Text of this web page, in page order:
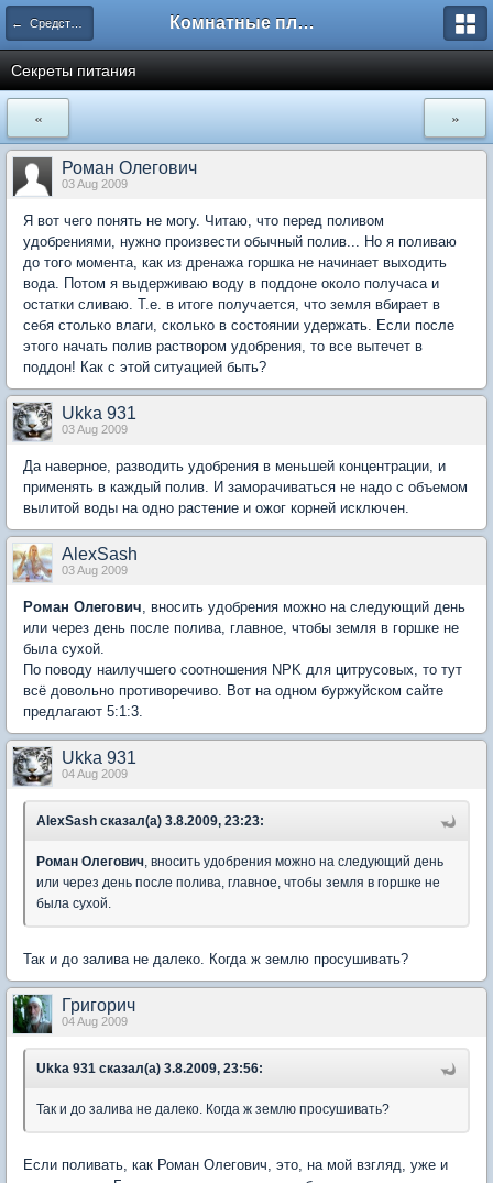
← Средства и оборудование для домашнего сада Комнатные плодовые экзоты
Секреты питания
« »
Роман Олегович
03 Aug 2009
Я вот чего понять не могу. Читаю, что перед поливом
удобрениями, нужно произвести обычный полив... Но я поливаю
до того момента, как из дренажа горшка не начинает выходить
вода. Потом я выдерживаю воду в поддоне около получаса и
остатки сливаю. Т.е. в итоге получается, что земля вбирает в
себя столько влаги, сколько в состоянии удержать. Если после
этого начать полив раствором удобрения, то все вытечет в
поддон! Как с этой ситуацией быть?
Ukka 931
03 Aug 2009
Да наверное, разводить удобрения в меньшей концентрации, и
применять в каждый полив. И заморачиваться не надо с объемом
вылитой воды на одно растение и ожог корней исключен.
AlexSash
03 Aug 2009
Роман Олегович, вносить удобрения можно на следующий день
или через день после полива, главное, чтобы земля в горшке не
была сухой.
По поводу наилучшего соотношения NPK для цитрусовых, то тут
всё довольно противоречиво. Вот на одном буржуйском сайте
предлагают 5:1:3.
Ukka 931
04 Aug 2009
AlexSash сказал(а) 3.8.2009, 23:23:
Роман Олегович, вносить удобрения можно на следующий день
или через день после полива, главное, чтобы земля в горшке не
была сухой.
Так и до залива не далеко. Когда ж землю просушивать?
Григорич
04 Aug 2009
Ukka 931 сказал(а) 3.8.2009, 23:56:
Так и до залива не далеко. Когда ж землю просушивать?
Если поливать, как Роман Олегович, это, на мой взгляд, уже и